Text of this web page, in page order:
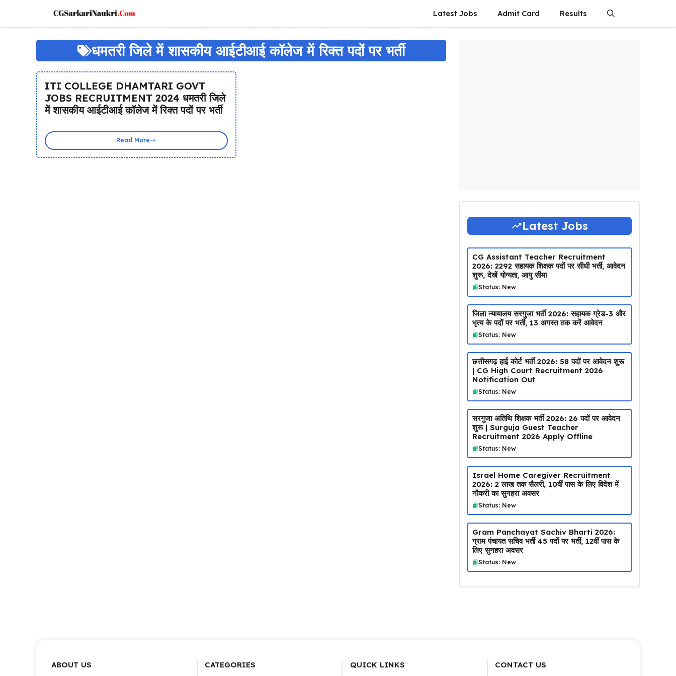
content
Latest Jobs Admit Card Results
धमतरी जिले में शासकीय आईटीआई कॉलेज में रिक्त पदों पर भर्ती
ITI COLLEGE DHAMTARI GOVT
JOBS RECRUITMENT 2024 धमतरी जिले
में शासकीय आईटीआई कॉलेज में रिक्त पदों पर भर्ती
Read More
Latest Jobs
CG Assistant Teacher Recruitment
2026: 2292 सहायक शिक्षक पदों पर सीधी भर्ती, आवेदन
शुरू, देखें योग्यता, आयु सीमा
Status: New
जिला न्यायालय सरगुजा भर्ती 2026: सहायक ग्रेड-3 और
भृत्य के पदों पर भर्ती, 13 अगस्त तक करें आवेदन
Status: New
छत्तीसगढ़ हाई कोर्ट भर्ती 2026: 58 पदों पर आवेदन शुरू
| CG High Court Recruitment 2026
Notification Out
Status: New
सरगुजा अतिथि शिक्षक भर्ती 2026: 26 पदों पर आवेदन
शुरू | Surguja Guest Teacher
Recruitment 2026 Apply Offline
Status: New
Israel Home Caregiver Recruitment
2026: ₹2 लाख तक सैलरी, 10वीं पास के लिए विदेश में
नौकरी का सुनहरा अवसर
Status: New
Gram Panchayat Sachiv Bharti 2026:
ग्राम पंचायत सचिव भर्ती 45 पदों पर भर्ती, 12वीं पास के
लिए सुनहरा अवसर
Status: New
ABOUT US CATEGORIES QUICK LINKS CONTACT US